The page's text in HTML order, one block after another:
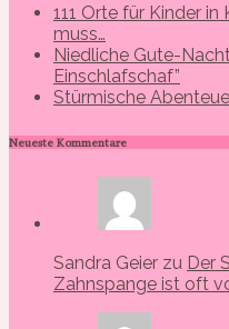
111 Orte für Kinder
muss…
Niedliche Gute-
Einschlafschaf”
Stürmische
Neueste Kommentare
Sandra Geier zu Der
Zahnspange ist oft